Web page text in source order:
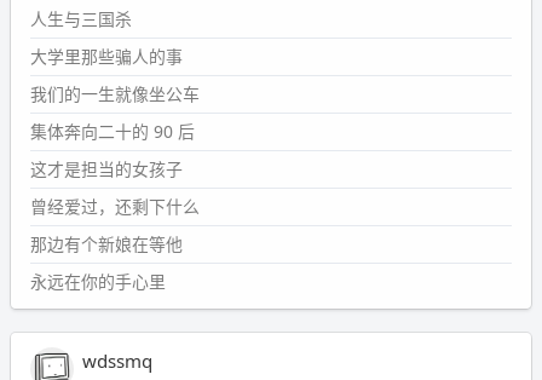
人生与三国杀
大学里那些骗人的事
我们的一生就像坐公车
集体奔向二十的 90 后
这才是担当的女孩子
曾经爱过，还剩下什么
那边有个新娘在等他
永远在你的手心里
wdssmq